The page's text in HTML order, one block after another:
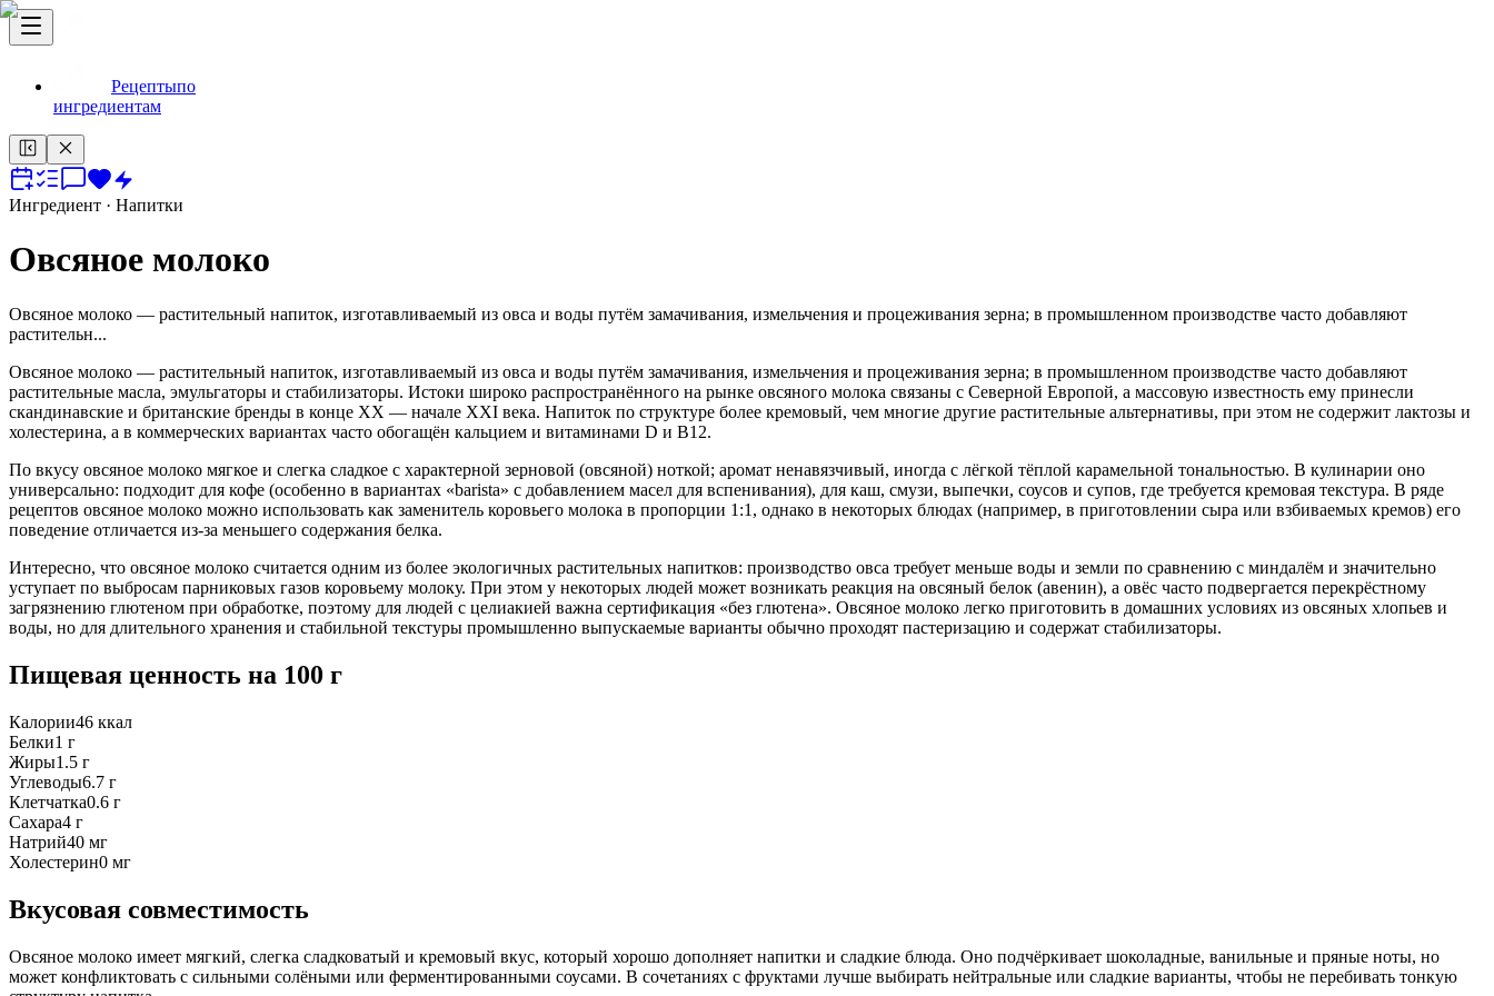
Рецептыпо
ингредиентам
Ингредиент · Напитки
Овсяное молоко
Овсяное молоко — растительный напиток, изготавливаемый из овса и воды путём замачивания, измельчения и процеживания зерна; в промышленном производстве часто добавляют
растительн...
Овсяное молоко — растительный напиток, изготавливаемый из овса и воды путём замачивания, измельчения и процеживания зерна; в промышленном производстве часто добавляют
растительные масла, эмульгаторы и стабилизаторы. Истоки широко распространённого на рынке овсяного молока связаны с Северной Европой, а массовую известность ему принесли
скандинавские и британские бренды в конце XX — начале XXI века. Напиток по структуре более кремовый, чем многие другие растительные альтернативы, при этом не содержит лактозы и
холестерина, а в коммерческих вариантах часто обогащён кальцием и витаминами D и B12.
По вкусу овсяное молоко мягкое и слегка сладкое с характерной зерновой (овсяной) ноткой; аромат ненавязчивый, иногда с лёгкой тёплой карамельной тональностью. В кулинарии оно
универсально: подходит для кофе (особенно в вариантах «barista» с добавлением масел для вспенивания), для каш, смузи, выпечки, соусов и супов, где требуется кремовая текстура. В ряде
рецептов овсяное молоко можно использовать как заменитель коровьего молока в пропорции 1:1, однако в некоторых блюдах (например, в приготовлении сыра или взбиваемых кремов) его
поведение отличается из‑за меньшего содержания белка.
Интересно, что овсяное молоко считается одним из более экологичных растительных напитков: производство овса требует меньше воды и земли по сравнению с миндалём и значительно
уступает по выбросам парниковых газов коровьему молоку. При этом у некоторых людей может возникать реакция на овсяный белок (авенин), а овёс часто подвергается перекрёстному
загрязнению глютеном при обработке, поэтому для людей с целиакией важна сертификация «без глютена». Овсяное молоко легко приготовить в домашних условиях из овсяных хлопьев и
воды, но для длительного хранения и стабильной текстуры промышленно выпускаемые варианты обычно проходят пастеризацию и содержат стабилизаторы.
Пищевая ценность на 100 г
Калории46 ккал
Белки1 г
Жиры1.5 г
Углеводы6.7 г
Клетчатка0.6 г
Сахара4 г
Натрий40 мг
Холестерин0 мг
Вкусовая совместимость
Овсяное молоко имеет мягкий, слегка сладковатый и кремовый вкус, который хорошо дополняет напитки и сладкие блюда. Оно подчёркивает шоколадные, ванильные и пряные ноты, но
может конфликтовать с сильными солёными или ферментированными соусами. В сочетаниях с фруктами лучше выбирать нейтральные или сладкие варианты, чтобы не перебивать тонкую